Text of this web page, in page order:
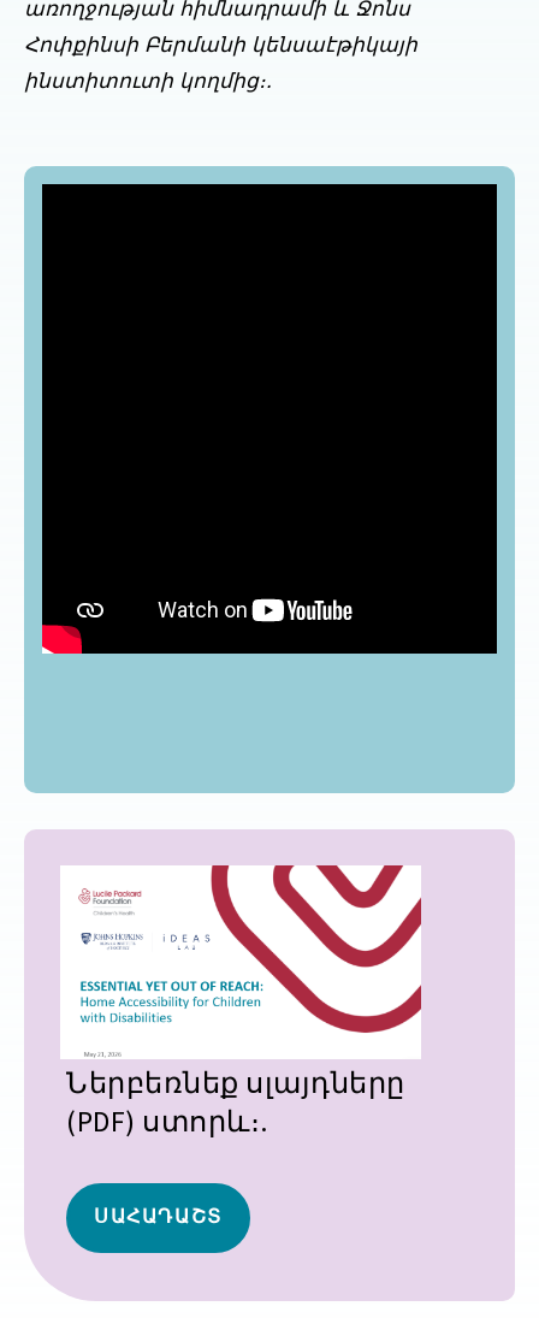
առողջության հիմնադրամի և Ջոնս
Հոփքինսի Բերմանի կենսաէթիկայի
ինստիտուտի կողմից։.
Ներբեռնեք սլայդները
(PDF) ստորև։.
ՍԱՀԱԴԱՇՏ